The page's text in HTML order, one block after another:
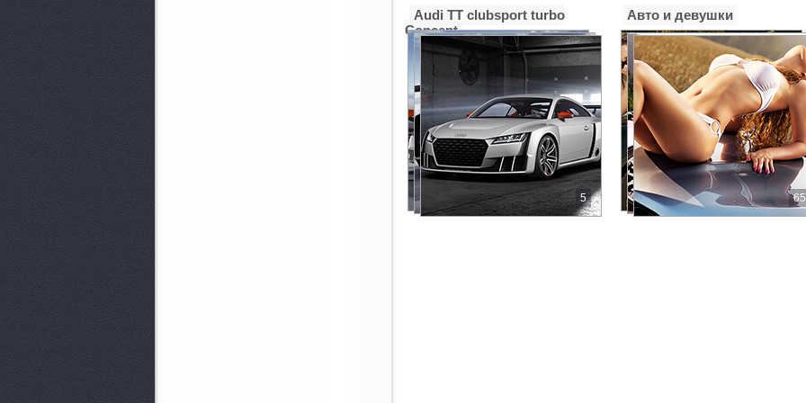
Used Cars, салон подержанных автомобилей
Землячки, 25
Used Cars, салон подержанных автомобилей
Вильнюсская, 42
А-Моторс пр. Жукова 74
А-Центр, автосалон
Волжский, Профсоюзов бульвар, 1Б
А-Центр, автосалон Волжский, Труда площадь, 4
5
Audi TT clubsport turbo
Concept
65
Авто и девушки